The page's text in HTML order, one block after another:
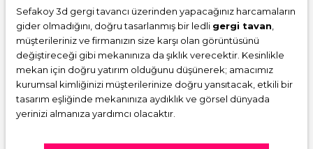
Sefakoy 3d gergi tavancı üzerinden yapacağınız harcamaların
gider olmadığını, doğru tasarlanmış bir ledli gergi tavan
müşterileriniz ve firmanızın size karşı olan görüntüsünü
değiştireceği gibi mekanınıza da şıklık verecektir. Kesinlikle
mekan için doğru yatırım olduğunu düşünerek; amacımız
kurumsal kimliğinizi müşterilerinize doğru yansıtacak, etkili bir
tasarım eşliğinde mekanınıza aydıklık ve görsel dünyada
yerinizi almanıza yardımcı olacaktır.